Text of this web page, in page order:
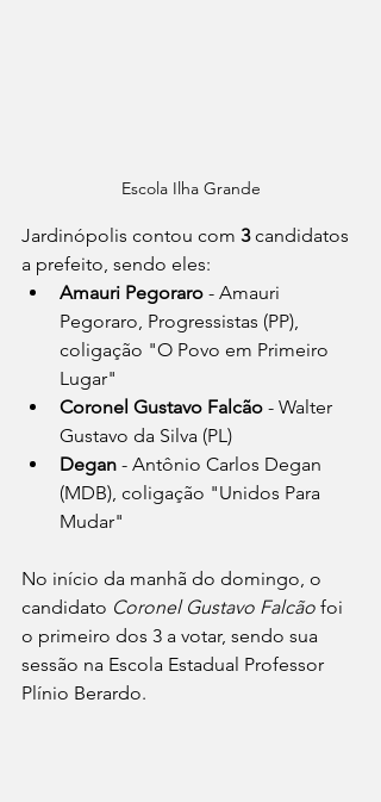
Escola Ilha Grande
Jardinópolis contou com 3 candidatos
a prefeito, sendo eles:
Amauri Pegoraro - Amauri
Pegoraro, Progressistas (PP),
coligação "O Povo em Primeiro
Lugar"
Coronel Gustavo Falcão - Walter
Gustavo da Silva (PL)
Degan - Antônio Carlos Degan
(MDB), coligação "Unidos Para
Mudar"
No início da manhã do domingo, o
candidato Coronel Gustavo Falcão foi
o primeiro dos 3 a votar, sendo sua
sessão na Escola Estadual Professor
Plínio Berardo.